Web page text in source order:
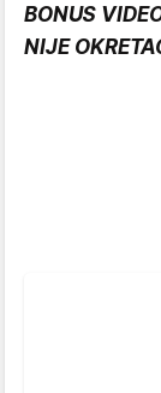
BONUS
NIJE